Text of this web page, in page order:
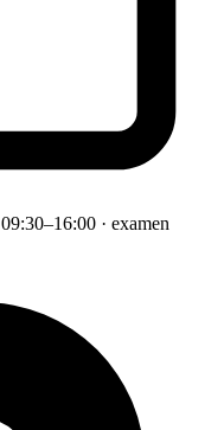
· examen